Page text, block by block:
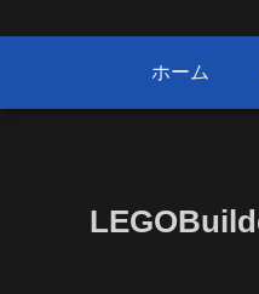
ホーム